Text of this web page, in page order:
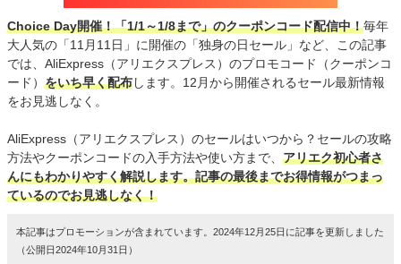
Choice Day開催！「1/1～1/8まで」のクーポンコード配信中！毎年
大人気の「11月11日」に開催の「独身の日セール」など、この記事
では、AliExpress（アリエクスプレス）のプロモコード（クーポンコ
ード） をいち早く配布します。12月から開催されるセール最新情報
をお見逃しなく。
AliExpress（アリエクスプレス）のセールはいつから？セールの攻略
方法やクーポンコードの入手方法や使い方まで、 アリエク初心者さ
んにもわかりやすく解説します。記事の最後までお得情報がつまっ
ているのでお見逃しなく！
本記事はプロモーションが含まれています。2024年12月25日に記事を更新しました
（公開日2024年10月31日）